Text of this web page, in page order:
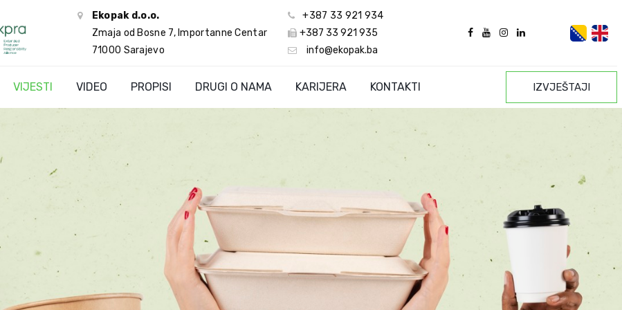
Ekopak d.o.o.
Zmaja od Bosne 7, Importanne Centar
71000 Sarajevo
+387 33 921 934
+387 33 921 935
info@ekopak.ba
VIJESTI VIDEO PROPISI DRUGI O NAMA KARIJERA KONTAKTI IZVJEŠTAJI